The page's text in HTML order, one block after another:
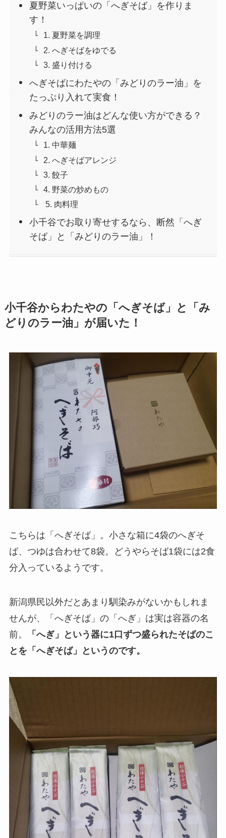
夏野菜いっぱいの「へぎそば」を作りま
す！
1. 夏野菜を調理
2. へぎそばをゆでる
3. 盛り付ける
へぎそばにわたやの「みどりのラー油」を
たっぷり入れて実食！
みどりのラー油はどんな使い方ができる？
みんなの活用方法5選
1. 中華麺
2. へぎそばアレンジ
3. 餃子
4. 野菜の炒めもの
5. 肉料理
小千谷でお取り寄せするなら、断然「へぎ
そば」と「みどりのラー油」！
小千谷からわたやの「へぎそば」と「み
どりのラー油」が届いた！
こちらは「へぎそば」。小さな箱に4袋のへぎそ
ば、つゆは合わせて8袋。どうやらそば1袋には2食
分入っているようです。
新潟県民以外だとあまり馴染みがないかもしれま
せんが、「へぎそば」の「へぎ」は実は容器の名
前。
「へぎ」という器に1口ずつ盛られたそばのこ
とを「へぎそば」というのです。